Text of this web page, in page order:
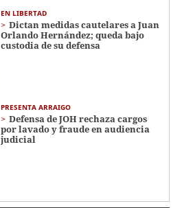
EN LIBERTAD
Dictan medidas cautelares a Juan
Orlando Hernández; queda bajo
custodia de su defensa
PRESENTA ARRAIGO
Defensa de JOH rechaza cargos
por lavado y fraude en audiencia
judicial